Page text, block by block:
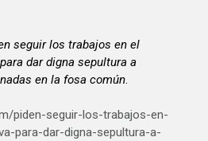
seguir los trabajos en el
dar digna sepultura a
en la fosa común.
piden-seguir-los-trabajos-en-
para-dar-digna-sepultura-a-